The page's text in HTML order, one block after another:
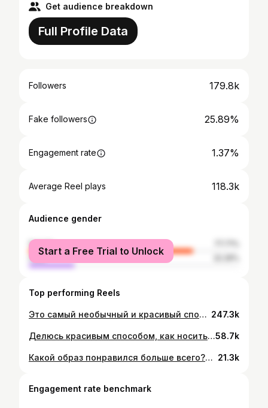
Get audience breakdown
Full Profile Data
Followers 179.8k
Fake followers 25.89%
Engagement rate 1.37%
Average Reel plays 118.3k
Audience gender
female
male
Start a Free Trial to Unlock
Top performing Reels
Это самый необычный и красивый способ🥰 Артикулы👇🏼 Рубашка: #366788466 Джинсы: #257051982 Кликабельные ссылки на полный образ уже в тг канале или пишите на что нужны артикулы, я пришлю🫶🏻 Больше обзоров и распаковок в моем ТГ-канале, ссылка в шапке профиля 247.3k
Делюсь красивым способом, как носить шарф🤍 Знали о таком? ⠀ Больше обзоров и распаковок в моем ТГ-канале, ссылка в шапке профиля58.7k
Какой образ понравился больше всего?😍 Артикулы👇🏼 Кардиган бежевый: #201536742 Кардиган чёрный: #299868303 Кардиган молочный: #537295111 Кардиган чёрный: #201536741 Юбка бежевая: #749497913 Брюки зелёные: 608686792 Брюки белые: 193974325 Кликабельные ссылки на полные образы уже в тг канале или пишите на что нужны артикулы, я пришлю🫶🏻 Больше обзоров и распаковок в моем ТГ-канале, ссылка в шапке профиля 21.3k
Engagement rate benchmark